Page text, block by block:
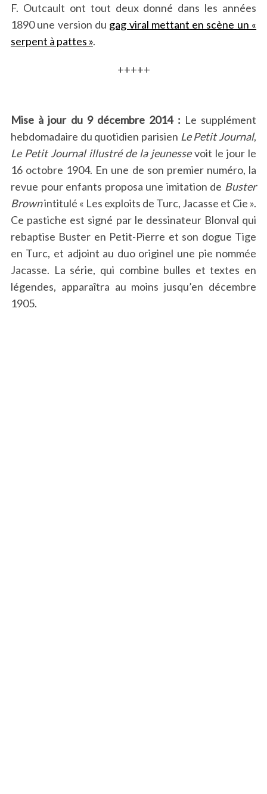
F. Outcault ont tout deux donné dans les années
1890 une version du gag viral mettant en scène un «
serpent à pattes ».
+++++
Mise à jour du 9 décembre 2014 : Le supplément
hebdomadaire du quotidien parisien Le Petit Journal,
Le Petit Journal illustré de la jeunessevoit le jour le
16 octobre 1904. En une de son premier numéro, la
revue pour enfants proposa une imitation de Buster
Brownintitulé « Les exploits de Turc, Jacasse et Cie ».
Ce pastiche est signé par le dessinateur Blonval qui
rebaptise Buster en Petit-Pierre et son dogue Tige
en Turc, et adjoint au duo originel une pie nommée
Jacasse. La série, qui combine bulles et textes en
légendes, apparaîtra au moins jusqu’en décembre
1905.